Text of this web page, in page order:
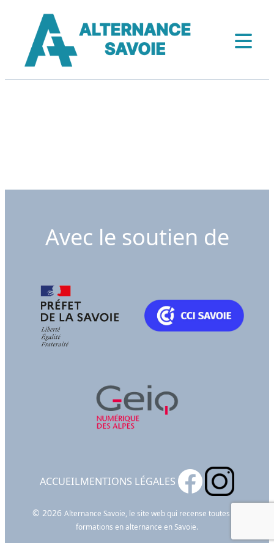
Avec le soutien de
ACCUEILMENTIONS LÉGALES
© 2026 Alternance Savoie, le site web qui recense toutes les
formations en alternance en Savoie.